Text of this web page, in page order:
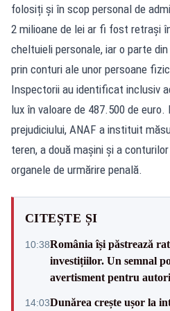
folosiți și în scop personal de
2 milioane de lei ar fi fost retrași
cheltuieli personale, iar o parte
prin conturi ale unor persoane
Inspectorii au identificat inclusiv
lux în valoare de 487.500 de
prejudiciului, ANAF a instituit
teren, a două mașini și a
organele de urmărire penală.
CITEȘTE ȘI
10:38România își păstrează
investițiilor. Un semnal
avertisment pentru
14:03Dunărea crește ușor la